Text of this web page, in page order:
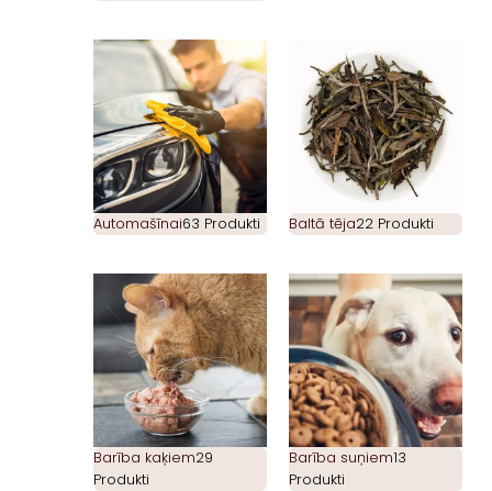
Automašīnai63 Produkti Baltā tēja22 Produkti
Barība kaķiem29
Produkti
Barība suņiem13
Produkti